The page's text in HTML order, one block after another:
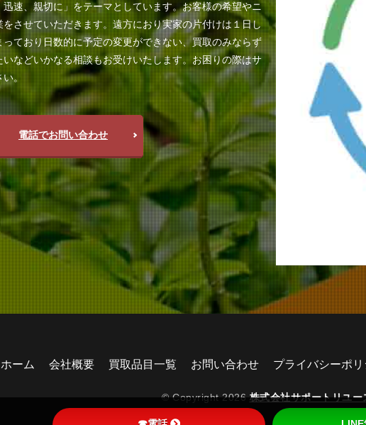
速、親切に」をテーマとしています。お客様の希望やニ
させていただきます。遠方におり実家の片付けは１日し
ており日数的に予定の変更ができない、買取のみならず
などいかなる相談もお受けいたします。お困りの際はサ
い。
電話でお問い合わせ
ホーム 会社概要 買取品目一覧 お問い合わせ プライバシーポリ
© Copyright 2026 株式会社サポートリユー